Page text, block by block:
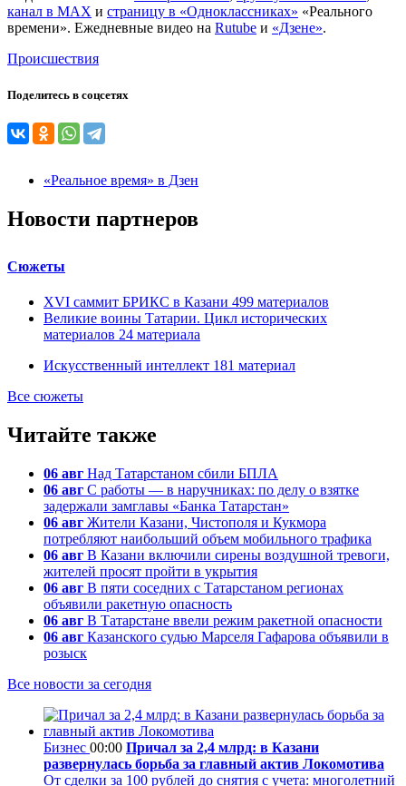
канал в MAX и страницу в «Одноклассниках» «Реального
времени». Ежедневные видео на Rutube и «Дзене».
Происшествия
Поделитесь в соцсетях
«Реальное время» в Дзен
Новости партнеров
Сюжеты
XVI саммит БРИКС в Казани 499 материалов
Великие воины Татарии. Цикл исторических
материалов 24 материала
Искусственный интеллект 181 материал
Все сюжеты
Читайте также
06 авг Над Татарстаном сбили БПЛА
06 авг С работы — в наручниках: по делу о взятке
задержали замглавы «Банка Татарстан»
06 авг Жители Казани, Чистополя и Кукмора
потребляют наибольший объем мобильного трафика
06 авг В Казани включили сирены воздушной тревоги,
жителей просят пройти в укрытия
06 авг В пяти соседних с Татарстаном регионах
объявили ракетную опасность
06 авг В Татарстане ввели режим ракетной опасности
06 авг Казанского судью Марселя Гафарова объявили в
розыск
Все новости за сегодня
Бизнес 00:00 Причал за 2,4 млрд: в Казани
развернулась борьба за главный актив Локомотива
От сделки за 100 рублей до снятия с учета: многолетний